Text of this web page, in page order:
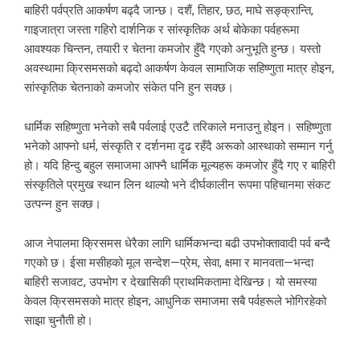
बाहिरी पर्वप्रति आकर्षण बढ्दै जान्छ। दशैं, तिहार, छठ, माघे सङ्क्रान्ति,
गाइजात्रा जस्ता गहिरो दार्शनिक र सांस्कृतिक अर्थ बोकेका पर्वहरूमा
आवश्यक चिन्तन, तयारी र चेतना कमजोर हुँदै गएको अनुभूति हुन्छ। यस्तो
अवस्थामा क्रिसमसको बढ्दो आकर्षण केवल सामाजिक सहिष्णुता मात्र होइन,
सांस्कृतिक चेतनाको कमजोर संकेत पनि हुन सक्छ।
धार्मिक सहिष्णुता भनेको सबै पर्वलाई एउटै तरिकाले मनाउनु होइन। सहिष्णुता
भनेको आफ्नो धर्म, संस्कृति र दर्शनमा दृढ रहँदै अरूको आस्थाको सम्मान गर्नु
हो। यदि हिन्दु बहुल समाजमा आफ्नै धार्मिक मूल्यहरू कमजोर हुँदै गए र बाहिरी
संस्कृतिले प्रमुख स्थान लिन थाल्यो भने दीर्घकालीन रूपमा पहिचानमा संकट
उत्पन्न हुन सक्छ।
आज नेपालमा क्रिसमस धेरैका लागि धार्मिकभन्दा बढी उपभोक्तावादी पर्व बन्दै
गएको छ। ईसा मसीहको मूल सन्देश—प्रेम, सेवा, क्षमा र मानवता—भन्दा
बाहिरी सजावट, उपभोग र देखासिकी प्राथमिकतामा देखिन्छ। यो समस्या
केवल क्रिसमसको मात्र होइन; आधुनिक समाजमा सबै पर्वहरूले भोगिरहेको
साझा चुनौती हो।